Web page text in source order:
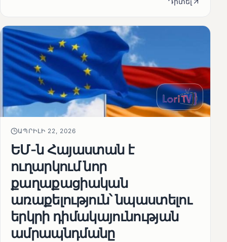
ԱՊՐԻԼԻ 22, 2026
ԵՄ-ն Հայաստան է
ուղարկում նոր
քաղաքացիական
առաքելություն՝ նպաստելու
երկրի դիմակայունության
ամրապնդմանը